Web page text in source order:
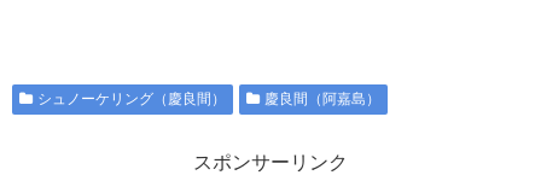
シュノーケリング（慶良間） 慶良間（阿嘉島）
スポンサーリンク